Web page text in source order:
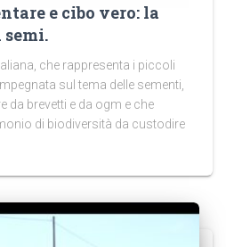
e cibo vero: la
semi.
che rappresenta i piccoli
sul tema delle sementi,
da brevetti e da ogm e che
di biodiversità da custodire